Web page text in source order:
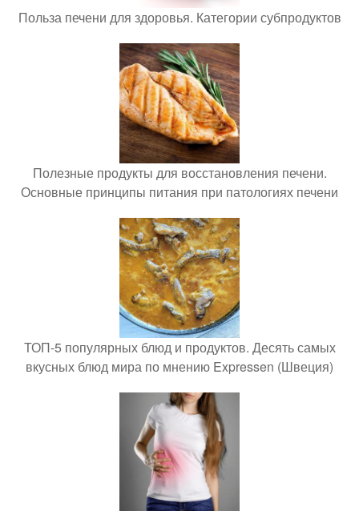
Польза печени для здоровья. Категории субпродуктов
Полезные продукты для восстановления печени.
Основные принципы питания при патологиях печени
ТОП-5 популярных блюд и продуктов. Десять самых
вкусных блюд мира по мнению Expressen (Швеция)